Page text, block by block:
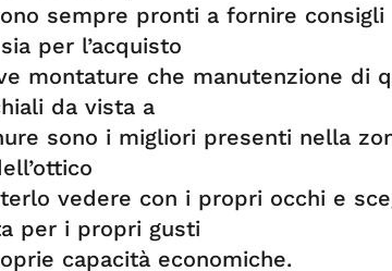
sempre pronti a fornire
per l’acquisto
montature che manutenzione di
da vista a
sono i migliori presenti nella
vedere con i propri occhi e
per i propri gusti
capacità economiche.